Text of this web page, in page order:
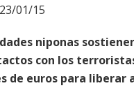
01/15
niponas
con los
de euros para liberar